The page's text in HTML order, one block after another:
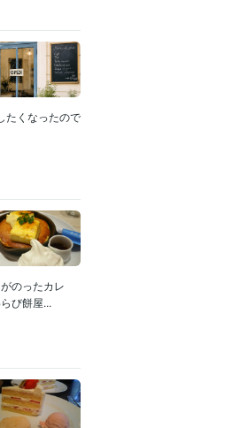
たくなったので
のったカレ
び餅屋...